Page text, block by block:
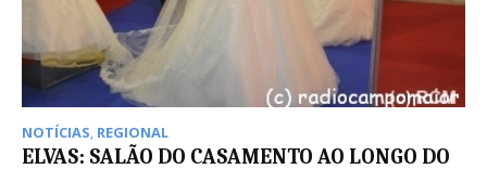
NOTÍCIAS, REGIONAL
ELVAS: SALÃO DO CASAMENTO AO LONGO DO